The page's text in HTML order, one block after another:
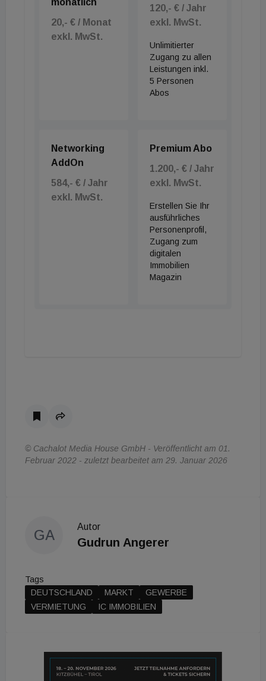
monatlich
20,- € / Monat
exkl. MwSt.
120,- € / Jahr
exkl. MwSt.
Unlimitierter
Zugang zu allen
Leistungen inkl.
5 Personen
Abos
Networking
AddOn
584,- € / Jahr
exkl. MwSt.
Premium Abo
1.200,- € / Jahr
exkl. MwSt.
Erstellen Sie Ihr
ausführliches
Personenprofil,
Zugang zum
digitalen
Immobilien
Magazin
© Cachalot Media House GmbH - Veröffentlicht am 01.
Februar 2022 - zuletzt bearbeitet am 29. Januar 2026
GA
Autor
Gudrun Angerer
Tags
DEUTSCHLAND
MARKT
GEWERBE
VERMIETUNG
IC IMMOBILIEN